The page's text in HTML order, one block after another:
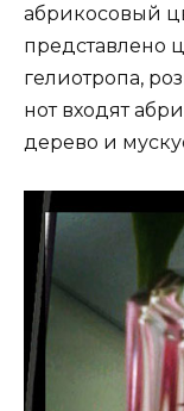
абрикосовый
представлено
гелиотропа,
нот входят
дерево и